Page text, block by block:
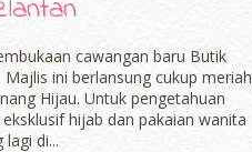
cawangan baru Butik
ini berlansung cukup meriah
Hijau. Untuk pengetahuan
hijab dan pakaian wanita
di...